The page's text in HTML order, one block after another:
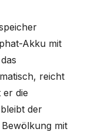
Akku mit
reicht
er die
der
mit